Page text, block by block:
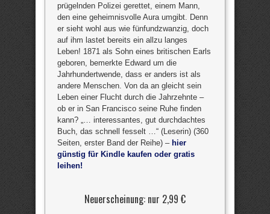
prügelnden Polizei gerettet, einem Mann,
den eine geheimnisvolle Aura umgibt. Denn
er sieht wohl aus wie fünfundzwanzig, doch
auf ihm lastet bereits ein allzu langes
Leben! 1871 als Sohn eines britischen Earls
geboren, bemerkte Edward um die
Jahrhundertwende, dass er anders ist als
andere Menschen. Von da an gleicht sein
Leben einer Flucht durch die Jahrzehnte –
ob er in San Francisco seine Ruhe finden
kann? „… interessantes, gut durchdachtes
Buch, das schnell fesselt …“ (Leserin) (360
Seiten, erster Band der Reihe) – hier
günstig für Kindle kaufen oder gratis
leihen!
Neuerscheinung: nur 2,99 €